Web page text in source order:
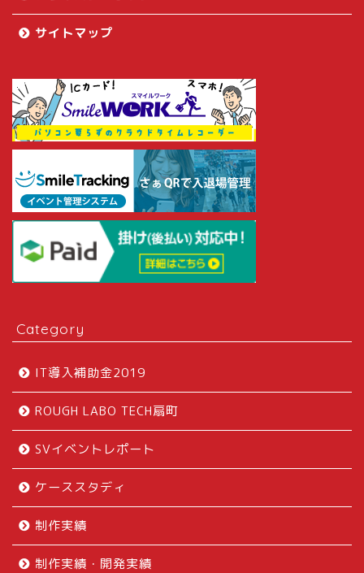
サイトマップ
Category
IT導入補助金2019
ROUGH LABO TECH扇町
SVイベントレポート
ケーススタディ
制作実績
制作実績・開発実績